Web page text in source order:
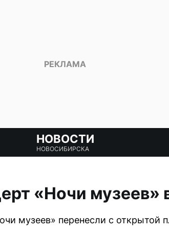
НОВОСТИ
НОВОСИБИРСКА
«Ночи
музеев» перенесли с